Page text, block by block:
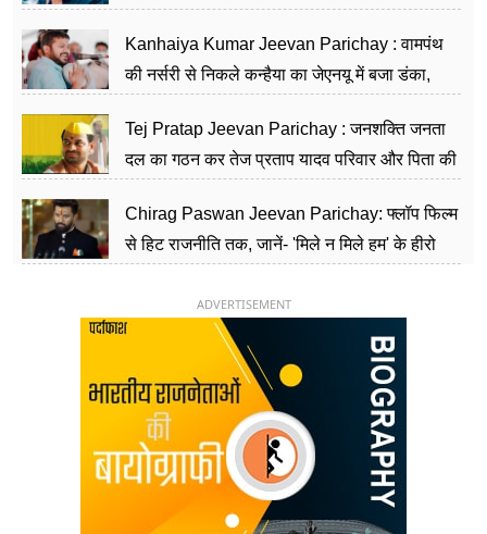
Kanhaiya Kumar Jeevan Parichay : वामपंथ
की नर्सरी से निकले कन्हैया का जेएनयू में बजा डंका,
Tej Pratap Jeevan Parichay : जनशक्ति जनता
दल का गठन कर तेज प्रताप यादव परिवार और पिता की
Chirag Paswan Jeevan Parichay: फ्लॉप फिल्म
से हिट राजनीति तक, जानें- 'मिले न मिले हम' के हीरो
ADVERTISEMENT